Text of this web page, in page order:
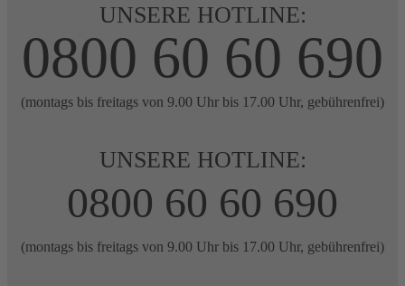
UNSERE HOTLINE:
0800 60 60 690
(montags bis freitags von 9.00 Uhr bis 17.00 Uhr, gebührenfrei)
UNSERE HOTLINE:
0800 60 60 690
(montags bis freitags von 9.00 Uhr bis 17.00 Uhr, gebührenfrei)